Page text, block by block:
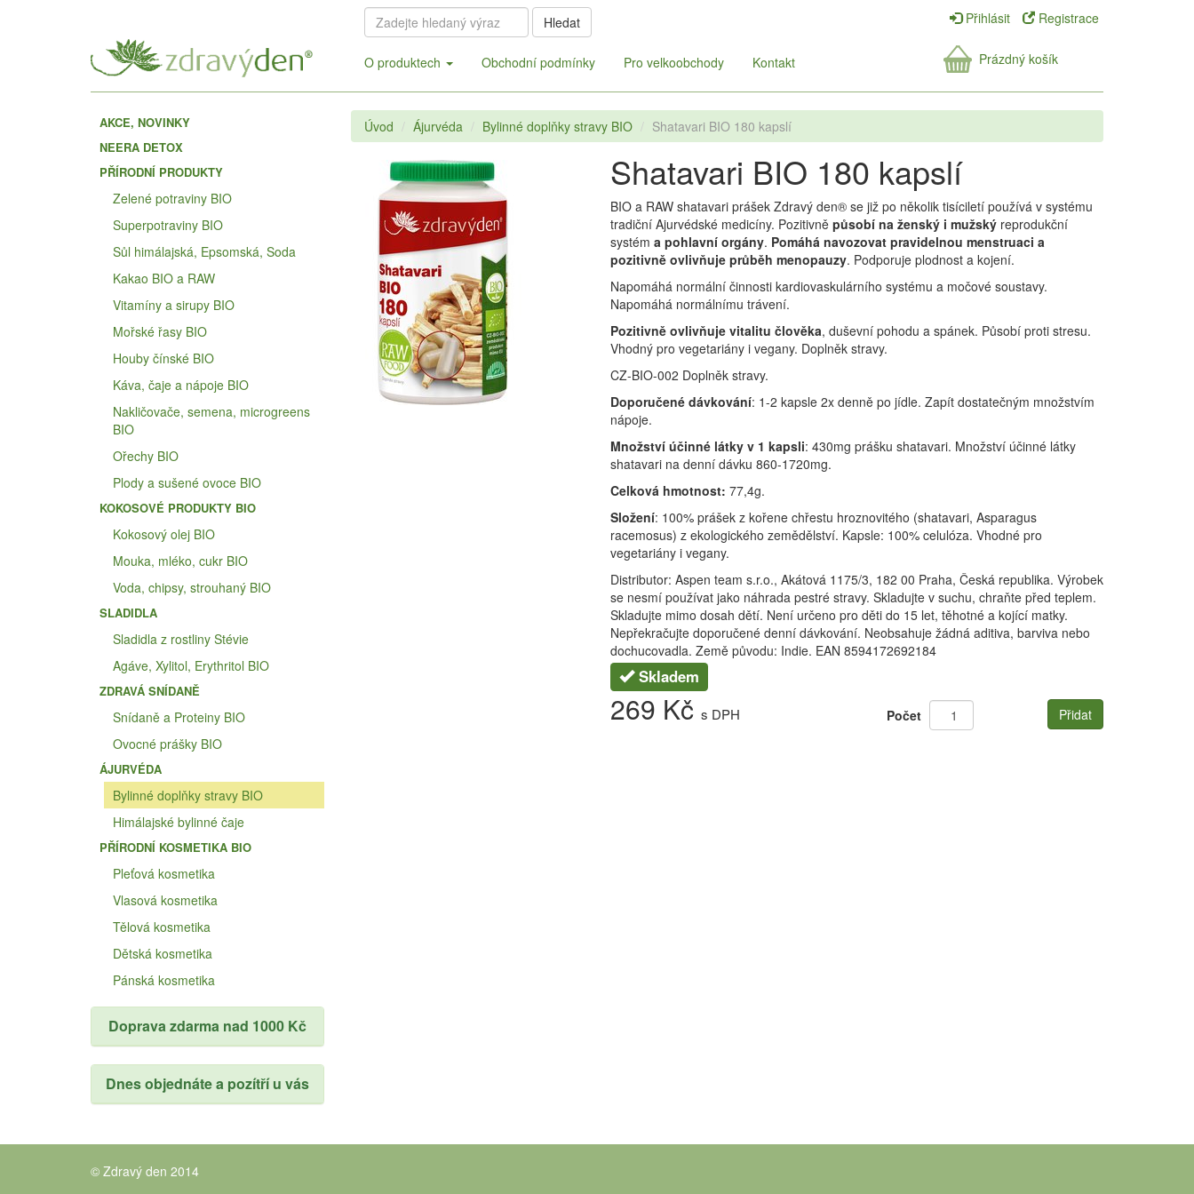
Hledat Přihlásit Registrace
O produktech Obchodní podmínky Pro velkoobchody Kontakt Prázdný košík
AKCE, NOVINKY
NEERA DETOX
PŘÍRODNÍ PRODUKTY
Zelené potraviny BIO
Superpotraviny BIO
Sůl himálajská, Epsomská, Soda
Kakao BIO a RAW
Vitamíny a sirupy BIO
Mořské řasy BIO
Houby čínské BIO
Káva, čaje a nápoje BIO
Nakličovače, semena, microgreens
BIO
Ořechy BIO
Plody a sušené ovoce BIO
KOKOSOVÉ PRODUKTY BIO
Kokosový olej BIO
Mouka, mléko, cukr BIO
Voda, chipsy, strouhaný BIO
SLADIDLA
Sladidla z rostliny Stévie
Agáve, Xylitol, Erythritol BIO
ZDRAVÁ SNÍDANĚ
Snídaně a Proteiny BIO
Ovocné prášky BIO
ÁJURVÉDA
Bylinné doplňky stravy BIO
Himálajské bylinné čaje
PŘÍRODNÍ KOSMETIKA BIO
Pleťová kosmetika
Vlasová kosmetika
Tělová kosmetika
Dětská kosmetika
Pánská kosmetika
Doprava zdarma nad 1000 Kč
Dnes objednáte a pozítří u vás
Úvod Ájurvéda Bylinné doplňky stravy BIO Shatavari BIO 180 kapslí
Shatavari BIO 180 kapslí
BIO a RAW shatavari prášek Zdravý den® se již po několik tisíciletí používá v systému
tradiční Ajurvédské medicíny. Pozitivně působí na ženský i mužskýreprodukční
systém a pohlavní orgány. Pomáhá navozovat pravidelnou menstruaci a
pozitivně ovlivňuje průběh menopauzy. Podporuje plodnost a kojení.
Napomáhá normální činnosti kardiovaskulárního systému a močové soustavy.
Napomáhá normálnímu trávení.
Pozitivně ovlivňuje vitalitu člověka, duševní pohodu a spánek. Působí proti stresu.
Vhodný pro vegetariány i vegany. Doplněk stravy.
CZ-BIO-002 Doplněk stravy.
Doporučené dávkování: 1-2 kapsle 2x denně po jídle. Zapít dostatečným množstvím
nápoje.
Množství účinné látky v 1 kapsli: 430mg prášku shatavari. Množství účinné látky
shatavari na denní dávku 860-1720mg.
Celková hmotnost: 77,4g.
Složení: 100% prášek z kořene chřestu hroznovitého (shatavari, Asparagus
racemosus) z ekologického zemědělství. Kapsle: 100% celulóza. Vhodné pro
vegetariány i vegany.
Distributor: Aspen team s.r.o., Akátová 1175/3, 182 00 Praha, Česká republika. Výrobek
se nesmí používat jako náhrada pestré stravy. Skladujte v suchu, chraňte před teplem.
Skladujte mimo dosah dětí. Není určeno pro děti do 15 let, těhotné a kojící matky.
Nepřekračujte doporučené denní dávkování. Neobsahuje žádná aditiva, barviva nebo
dochucovadla. Země původu: Indie. EAN 8594172692184
Skladem
269 Kč s DPH Počet Přidat
© Zdravý den 2014